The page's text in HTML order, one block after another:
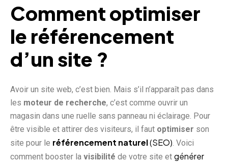
Comment optimiser
le référencement
d’un site ?
Avoir un site web, c’est bien. Mais s’il n’apparaît pas dans
les moteur de recherche, c’est comme ouvrir un
magasin dans une ruelle sans panneau ni éclairage. Pour
être visible et attirer des visiteurs, il faut optimiser son
site pour le référencement naturel(SEO) . Voici
comment booster la visibilité de votre site et générer